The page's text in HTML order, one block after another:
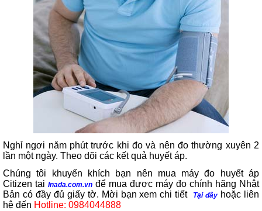
Nghỉ ngơi năm phút trước khi đo và nên đo thường xuyên 2
lần một ngày. Theo dõi các kết quả huyết áp.
Chúng tôi khuyến khích bạn nên mua máy đo huyết áp
Citizen tại Inada.com.vn để mua được máy đo chính hãng Nhật
Bản có đầy đủ giấy tờ. Mời bạn xem chi tiết
Tại đây hoặc liên
hệ đến Hotline: 0984044888